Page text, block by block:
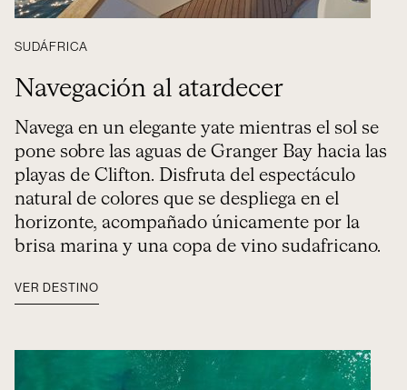
SUDÁFRICA
Navegación al atardecer
Navega en un elegante yate mientras el sol se
pone sobre las aguas de Granger Bay hacia las
playas de Clifton. Disfruta del espectáculo
natural de colores que se despliega en el
horizonte, acompañado únicamente por la
brisa marina y una copa de vino sudafricano.
VER DESTINO